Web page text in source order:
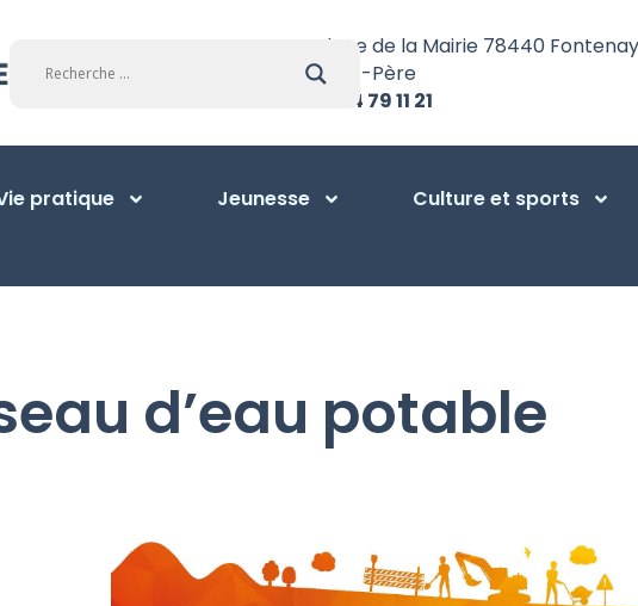
Place de la Mairie 78440
Saint-Père
01 34 79 11 21
pratique Jeunesse
Culture et sports
d’eau potable